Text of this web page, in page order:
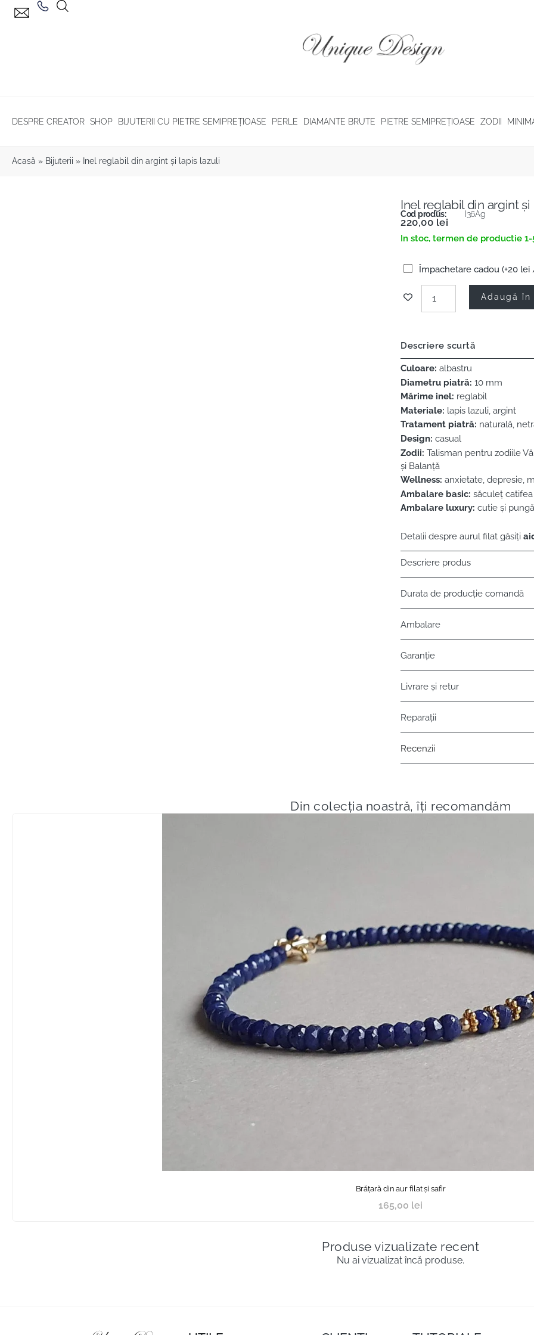
DESPRE CREATOR SHOP BIJUTERII CU PIETRE SEMIPREȚIOASE PERLE DIAMANTE BRUTE PIETRE SEMIPREȚIOASE ZODII
Acasă » Bijuterii » Inel reglabil din argint și lapis lazuli
Inel reglabil din argint
Cod produs: I36Ag
220,00 lei
In stoc, termen de productie 1-
Împachetare cadou (+20
Adaugă în
Descriere scurtă
Culoare: albastru
Diametru piatră: 10 mm
Mărime inel: reglabil
Materiale: lapis lazuli, argint
Tratament piatră: naturală,
Design: casual
Zodii: Talisman pentru zodiile
și Balanță
Wellness: anxietate, depresie,
Ambalare basic: săculeț catifea
Ambalare luxury: cutie și
Detalii despre aurul filat găsiți
Descriere produs
Durata de producție comandă
Ambalare
Garanție
Livrare și retur
Reparații
Recenzii
Din colecția noastră, îți recomandăm
Brățară din aur filat și safir
165,00 lei
Produse vizualizate recent
Nu ai vizualizat încă produse.